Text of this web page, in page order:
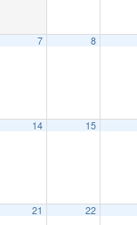
7 8
14 15
21 22